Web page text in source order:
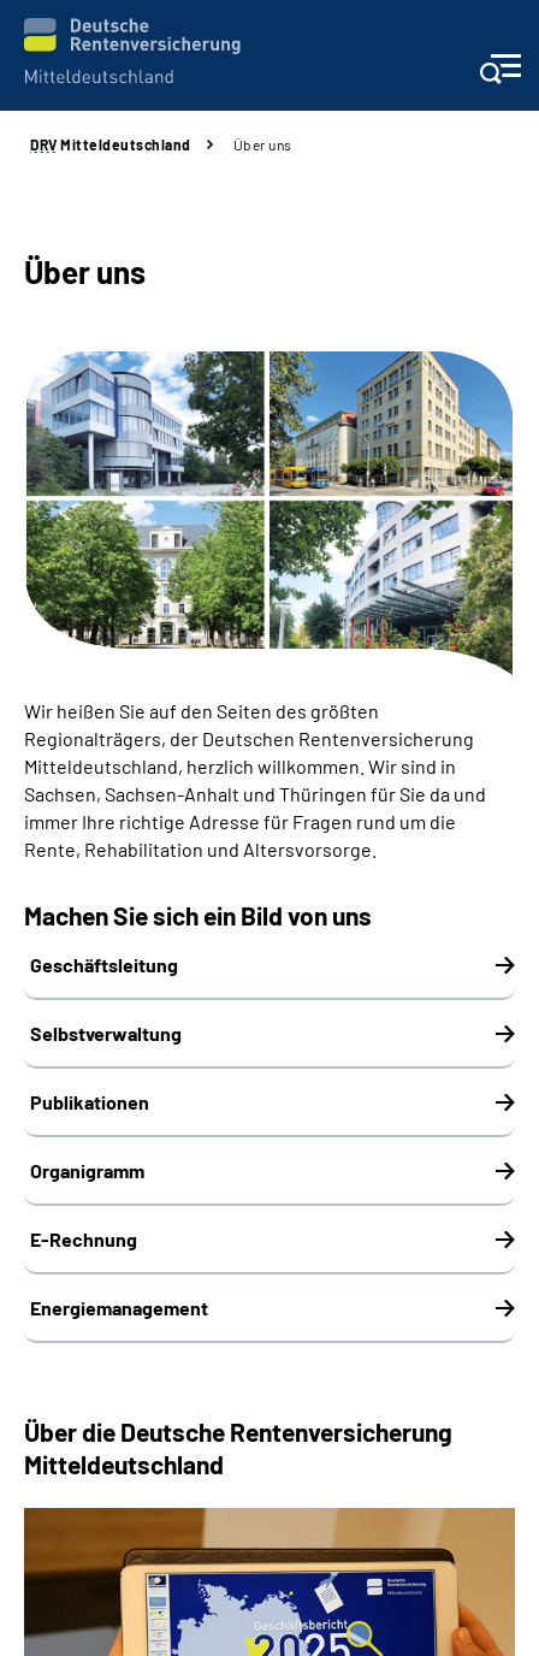
Aktuelles
Karriere
Presse
Über uns
Online-Services
Inhalte in Gebärdensprache (DGS)
Suche
Mein Kundenportal
DRV Mitteldeutschland Über uns
Über uns
Wir heißen Sie auf den Seiten des größten
Regionalträgers, der Deutschen Rentenversicherung
Mitteldeutschland, herzlich willkommen. Wir sind in
Sachsen, Sachsen-Anhalt und Thüringen für Sie da und
immer Ihre richtige Adresse für Fragen rund um die
Rente, Rehabilitation und Altersvorsorge.
Machen Sie sich ein Bild von uns
Geschäftsleitung
Selbstverwaltung
Publikationen
Organigramm
E-Rechnung
Energiemanagement
Über die Deutsche Rentenversicherung
Mitteldeutschland